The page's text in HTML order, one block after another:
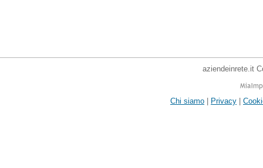
aziendeinrete.it
Chi siamo | Privacy |